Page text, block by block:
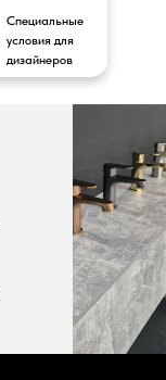
Специальные
условия для
дизайнеров